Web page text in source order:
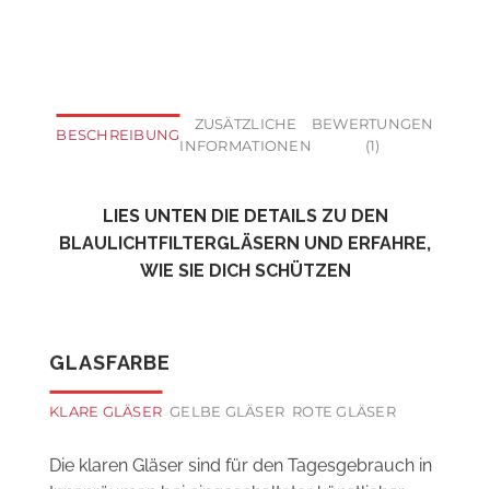
BESCHREIBUNG
INFORMATIONEN
(1)
BLAULICHTFILTERGLÄSERN UND ERFAHRE,
WIE SIE DICH SCHÜTZEN
KLARE GLÄSER
Innenräumen bei eingeschalteter künstlicher